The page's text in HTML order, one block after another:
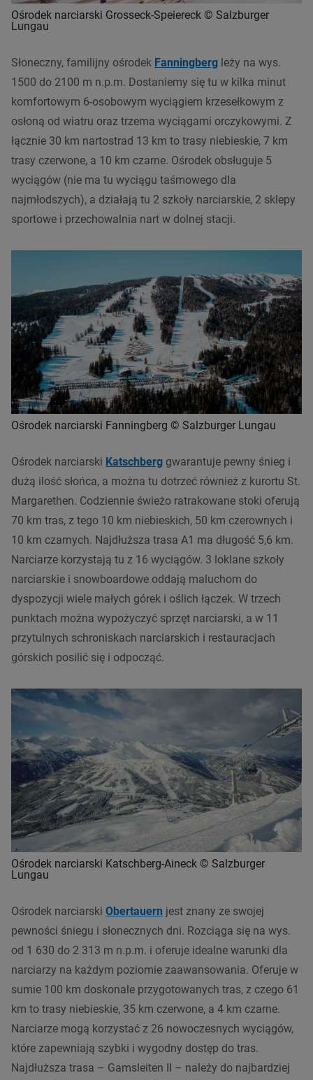
Ośrodek narciarski Grosseck-Speiereck © Salzburger
Lungau
Słoneczny, familijny ośrodek Fanningberg leży na wys.
1500 do 2100 m n.p.m. Dostaniemy się tu w kilka minut
komfortowym 6-osobowym wyciągiem krzesełkowym z
osłoną od wiatru oraz trzema wyciągami orczykowymi. Z
łącznie 30 km nartostrad 13 km to trasy niebieskie, 7 km
trasy czerwone, a 10 km czarne. Ośrodek obsługuje 5
wyciągów (nie ma tu wyciągu taśmowego dla
najmłodszych), a działają tu 2 szkoły narciarskie, 2 sklepy
sportowe i przechowalnia nart w dolnej stacji.
Ośrodek narciarski Fanningberg © Salzburger Lungau
Ośrodek narciarski Katschberg gwarantuje pewny śnieg i
dużą ilość słońca, a można tu dotrzeć również z kurortu St.
Margarethen. Codziennie świeżo ratrakowane stoki oferują
70 km tras, z tego 10 km niebieskich, 50 km czerownych i
10 km czarnych. Najdłuższa trasa A1 ma długość 5,6 km.
Narciarze korzystają tu z 16 wyciągów. 3 loklane szkoły
narciarskie i snowboardowe oddają maluchom do
dyspozycji wiele małych górek i oślich łączek. W trzech
punktach można wypożyczyć sprzęt narciarski, a w 11
przytulnych schroniskach narciarskich i restauracjach
górskich posilić się i odpocząć.
Ośrodek narciarski Katschberg-Aineck © Salzburger
Lungau
Ośrodek narciarski Obertauern jest znany ze swojej
pewności śniegu i słonecznych dni. Rozciąga się na wys.
od 1 630 do 2 313 m n.p.m. i oferuje idealne warunki dla
narciarzy na każdym poziomie zaawansowania. Oferuje w
sumie 100 km doskonale przygotowanych tras, z czego 61
km to trasy niebieskie, 35 km czerwone, a 4 km czarne.
Narciarze mogą korzystać z 26 nowoczesnych wyciągów,
które zapewniają szybki i wygodny dostęp do tras.
Najdłuższa trasa – Gamsleiten II – należy do najbardziej